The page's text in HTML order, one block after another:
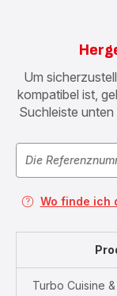
Um
kompatibel ist,
Suchleiste
Wo finde ich
Turbo Cuisine